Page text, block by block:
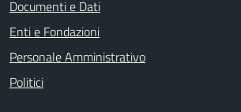
Documenti e Dati
Enti e Fondazioni
Personale Amministrativo
Politici